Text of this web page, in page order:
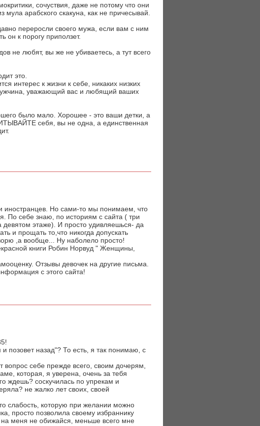
сочуствия, даже не потому что они
арабского скакуна, как не причесывай.
переросли своего мужа, если вам с ним
он к порогу приползет.
не любят, вы же не убиваетесь, а тут всего
это.
интерес к жизни к себе, никаких низких
уважающий вас и любящий ваших
было мало. Хорошее - это ваши детки, а
себя, вы не одна, а единственная
иностранцев. Но сами-то мы понимаем, что
По себе знаю, по историям с сайта ( три
девятом этаже). И просто удивляешься- да
и прощать то,что никогда допускать
,а вообще... Ну наболело просто!
книги Робин Норвуд " Женщины,
Отзывы девочек на другие письма.
с этого сайта!
позовет назад"? То есть, я так понимаю, с
себе прежде всего, своим дочерям,
которая, я уверена, очень за тебя
ждешь? соскучилась по упрекам и
не жалко лет своих, своей
слабость, которую при желании можно
просто позволила своему избраннику
меня не обижайся, меньше всего мне